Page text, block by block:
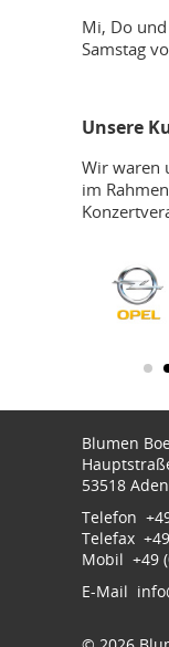
Mi, Do
Samstag
Unsere
Wir waren
im
Blumen
53518
Telefon
Telefax
Mobil +49
E-Mail